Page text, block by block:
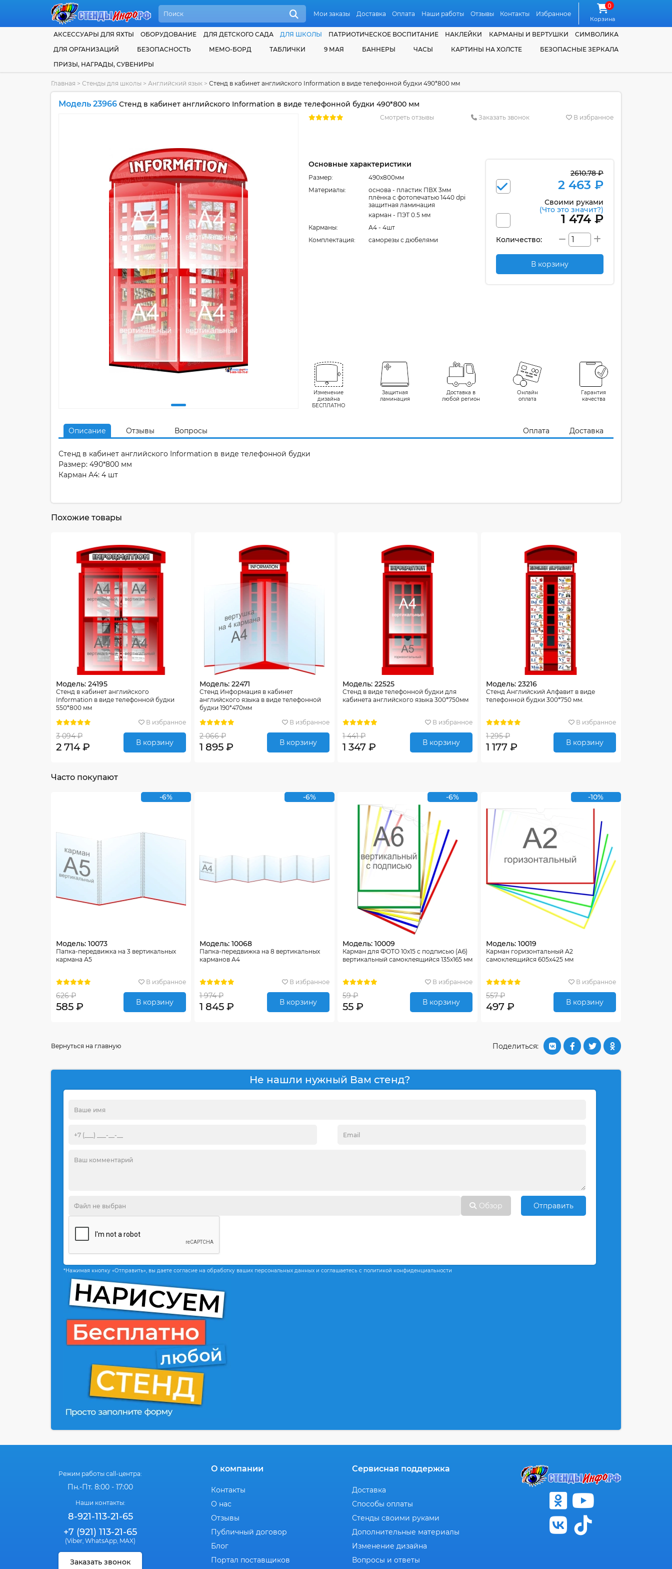
Мои заказы Доставка Оплата Наши работы Отзывы Контакты Избранное
0
Корзина
АКСЕССУАРЫ ДЛЯ ЯХТЫ ОБОРУДОВАНИЕ ДЛЯ ДЕТСКОГО САДА ДЛЯ ШКОЛЫ ПАТРИОТИЧЕСКОЕ ВОСПИТАНИЕ НАКЛЕЙКИ КАРМАНЫ И ВЕРТУШКИ
СИМВОЛИКА
ДЛЯ ОРГАНИЗАЦИЙ
БЕЗОПАСНОСТЬ МЕМО-БОРД ТАБЛИЧКИ 9 МАЯ БАННЕРЫ ЧАСЫ КАРТИНЫ НА ХОЛСТЕ
БЕЗОПАСНЫЕ ЗЕРКАЛА
ПРИЗЫ, НАГРАДЫ, СУВЕНИРЫ
Главная > Стенды для школы > Английский язык > Стенд в кабинет английского Information в виде телефонной будки 490*800 мм
Модель 23966 Стенд в кабинет английского Information в виде телефонной будки 490*800 мм
Смотреть отзывы Заказать звонок В избранное
Основные характеристики
Размер:
490x800мм
Материалы:
основа - пластик ПВХ 3мм
плёнка с фотопечатью 1440 dpi
защитная ламинация
карман - ПЭТ 0.5 мм
Карманы:
А4 - 4шт
Комплектация:
cаморезы с дюбелями
2610.78 ₽
2 463 ₽
Своими руками
(Что это значит?)
1 474 ₽
Количество:
В корзину
Изменение
дизайна
БЕСПЛАТНО
Защитная
ламинация
Доставка в
любой регион
Онлайн
оплата
Гарантия
качества
Описание Отзывы Вопросы Оплата Доставка
Стенд в кабинет английского Information в виде телефонной будки
Размер: 490*800 мм
Карман А4: 4 шт
Похожие товары
Модель: 24195
Стенд в кабинет английского
Information в виде телефонной будки
550*800 мм
В избранное
3 094 ₽
2 714 ₽ В корзину
Модель: 22471
Стенд Информация в кабинет
английского языка в виде телефонной
будки 190*470мм
В избранное
2 066 ₽
1 895 ₽ В корзину
Модель: 22525
Стенд в виде телефонной будки для
кабинета английского языка 300*750мм
В избранное
1 441 ₽
1 347 ₽ В корзину
Модель: 23216
Стенд Английский Алфавит в виде
телефонной будки 300*750 мм.
В избранное
1 295 ₽
1 177 ₽ В корзину
Часто покупают
-6%
Модель: 10073
Папка-передвижка на 3 вертикальных
кармана А5
В избранное
626 ₽
585 ₽ В корзину
-6%
Модель: 10068
Папка-передвижка на 8 вертикальных
карманов А4
В избранное
1 974 ₽
1 845 ₽ В корзину
-6%
Модель: 10009
Карман для ФОТО 10х15 с подписью (А6)
вертикальный самоклеящийся 135х165 мм
В избранное
59 ₽
55 ₽ В корзину
-10%
Модель: 10019
Карман горизонтальный А2
самоклеящийся 605х425 мм
В избранное
557 ₽
497 ₽ В корзину
Поделиться:
Вернуться на главную
Не нашли нужный Вам стенд?
Обзор Отправить
*Нажимая кнопку «Отправить», вы даете согласие на обработку ваших персональных данных и соглашаетесь с политикой конфиденциальности
Режим работы call-центра:
Пн.-Пт. 8:00 - 17:00
Наши контакты:
8-921-113-21-65
+7 (921) 113-21-65
(Viber, WhatsApp, MAX)
Заказать звонок
О компании
Контакты
О нас
Отзывы
Публичный договор
Блог
Портал поставщиков
Сервисная поддержка
Доставка
Способы оплаты
Стенды своими руками
Дополнительные материалы
Изменение дизайна
Вопросы и ответы